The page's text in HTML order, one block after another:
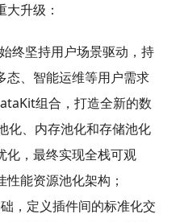
升级：
终坚持用户场景驱动，持
态、智能运维等用户需求
组合，打造全新的数
化、内存池化和存储池化
化，最终实现全栈可观
能资源池化架构；
，定义插件间的标准化交